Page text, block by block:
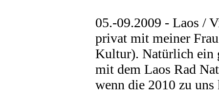
05.-09.2009 - Laos /
privat mit meiner
Kultur). Natürlich ein
mit dem Laos Rad
wenn die 2010 zu